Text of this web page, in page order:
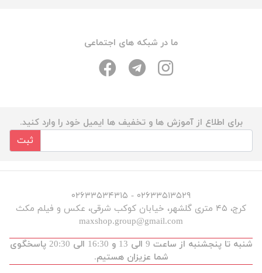
ما در شبکه های اجتماعی
برای اطلاع از آموزش ها و تخفیف ها ایمیل خود را وارد کنید.
ثبت
۰۲۶۳۳۵۱۳۵۲۹ - ۰۲۶۳۳۵۳۴۳۱۵
کرج، ۴۵ متری گلشهر، خیابان کوکب شرقی، عکس و فیلم مکث
maxshop.group@gmail.com
شنبه تا پنجشنبه از ساعت 9 الی 13 و 16:30 الی 20:30 پاسخگوی
شما عزیزان هستیم.